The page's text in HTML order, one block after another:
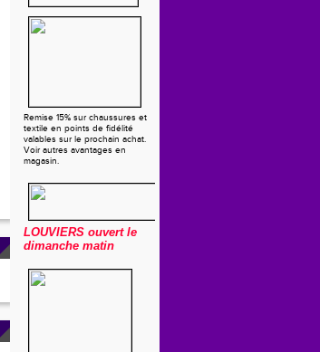
Remise 15% sur chaussures et
textile en points de fidélité
valables sur le prochain achat.
Voir autres avantages en
magasin.
LOUVIERS ouvert le
dimanche matin